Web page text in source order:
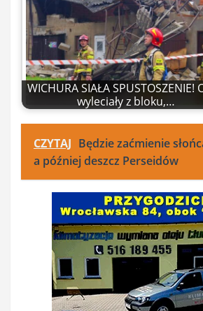
WICHURA SIAŁA SPUSTOSZENIE!
wyleciały z bloku,…
CZYTAJ Będzie zaćmienie
a później deszcz Perseidów